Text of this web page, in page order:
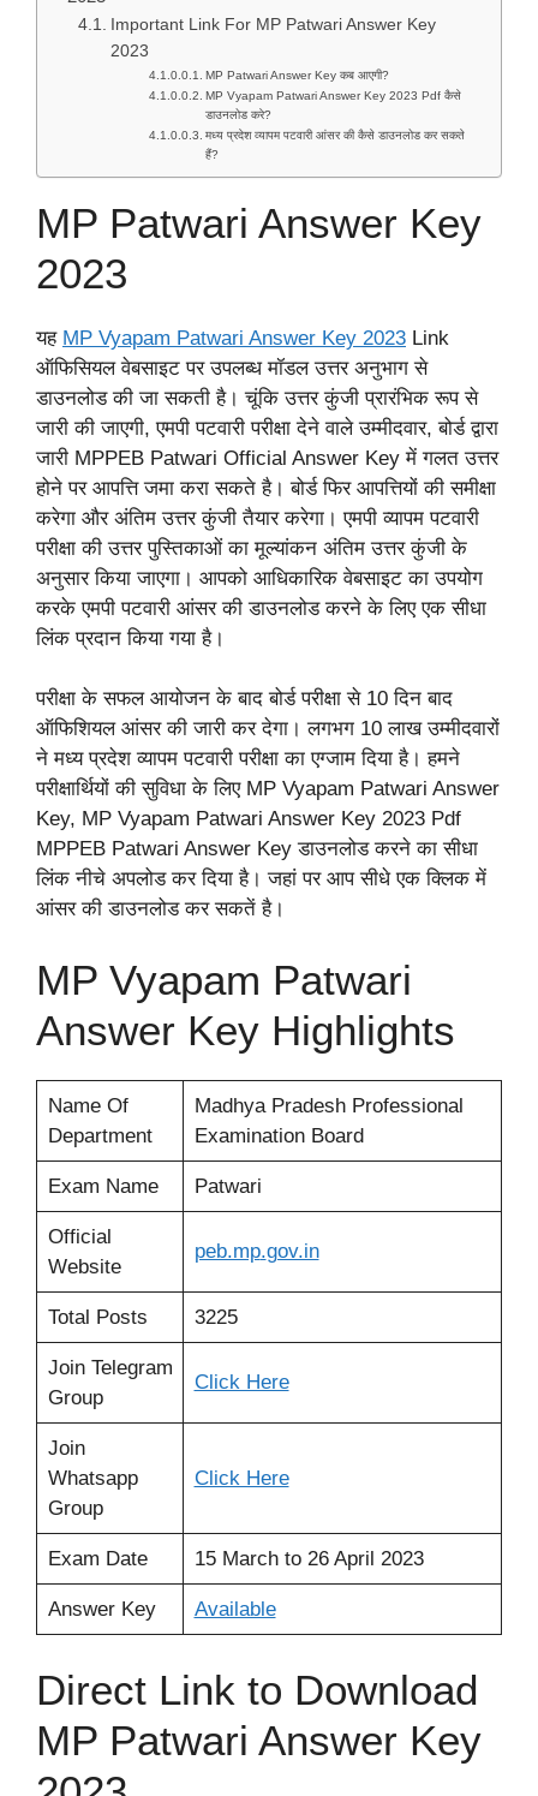
Important Link For MP Patwari Answer Key
2023
MP Patwari Answer Key कब आएगी?
MP Vyapam Patwari Answer Key 2023 Pdf कैसे
डाउनलोड करे?
मध्य प्रदेश व्यापम पटवारी आंसर की कैसे डाउनलोड कर सकते
हैं?
MP Patwari Answer Key
2023
यह MP Vyapam Patwari Answer Key 2023 Link
ऑफिसियल वेबसाइट पर उपलब्ध मॉडल उत्तर अनुभाग से
डाउनलोड की जा सकती है। चूंकि उत्तर कुंजी प्रारंभिक रूप से
जारी की जाएगी, एमपी पटवारी परीक्षा देने वाले उम्मीदवार, बोर्ड द्वारा
जारी MPPEB Patwari Official Answer Key में गलत उत्तर
होने पर आपत्ति जमा करा सकते है। बोर्ड फिर आपत्तियों की समीक्षा
करेगा और अंतिम उत्तर कुंजी तैयार करेगा। एमपी व्यापम पटवारी
परीक्षा की उत्तर पुस्तिकाओं का मूल्यांकन अंतिम उत्तर कुंजी के
अनुसार किया जाएगा। आपको आधिकारिक वेबसाइट का उपयोग
करके एमपी पटवारी आंसर की डाउनलोड करने के लिए एक सीधा
लिंक प्रदान किया गया है।
परीक्षा के सफल आयोजन के बाद बोर्ड परीक्षा से 10 दिन बाद
ऑफिशियल आंसर की जारी कर देगा। लगभग 10 लाख उम्मीदवारों
ने मध्य प्रदेश व्यापम पटवारी परीक्षा का एग्जाम दिया है। हमने
परीक्षार्थियों की सुविधा के लिए MP Vyapam Patwari Answer
Key, MP Vyapam Patwari Answer Key 2023 Pdf
MPPEB Patwari Answer Key डाउनलोड करने का सीधा
लिंक नीचे अपलोड कर दिया है। जहां पर आप सीधे एक क्लिक में
आंसर की डाउनलोड कर सकतें है।
MP Vyapam Patwari
Answer Key Highlights
Name Of
Department
Madhya Pradesh Professional
Examination Board
Exam Name Patwari
Official
Website
peb.mp.gov.in
Total Posts 3225
Join Telegram
Group
Click Here
Join
Whatsapp
Group
Click Here
Exam Date 15 March to 26 April 2023
Answer Key Available
Direct Link to Download
MP Patwari Answer Key